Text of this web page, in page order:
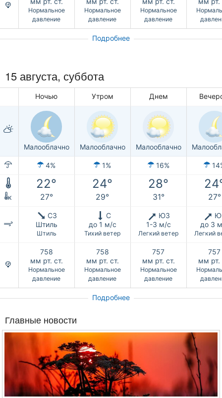
Нормальное
давление
Нормальное
давление
Нормальное
давление
Подробнее
15 августа, суббота
Ночью Утром Днем
Малооблачно Малооблачно Малооблачно
4% 1% 16%
22° 24° 28°
к 27° 29° 31° 27°
СЗ
Штиль
Штиль
С
до 1 м/с
Тихий ветер
ЮЗ
1-3 м/с
Легкий ветер
до 3
Легкий
758
мм рт. ст.
Нормальное
давление
758
мм рт. ст.
Нормальное
давление
757
мм рт. ст.
Нормальное
давление
757
мм рт.
Подробнее
Главные новости